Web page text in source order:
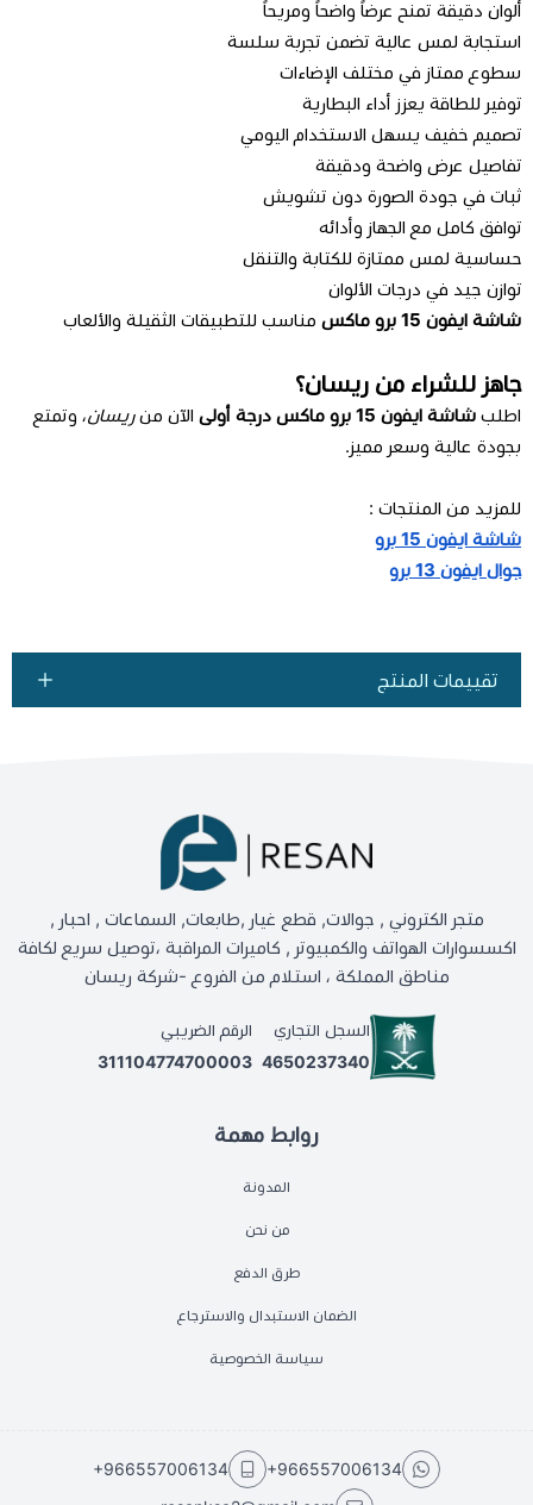
ألوان دقيقة تمنح عرضاً واضحاً ومريحاً
استجابة لمس عالية تضمن تجربة سلسة
سطوع ممتاز في مختلف الإضاءات
توفير للطاقة يعزز أداء البطارية
تصميم خفيف يسهل الاستخدام اليومي
تفاصيل عرض واضحة ودقيقة
ثبات في جودة الصورة دون تشويش
توافق كامل مع الجهاز وأدائه
حساسية لمس ممتازة للكتابة والتنقل
توازن جيد في درجات الألوان
شاشة ايفون 15 برو ماكس
مناسب للتطبيقات الثقيلة والألعاب
جاهز للشراء من ريسان؟
اطلب شاشة ايفون 15 برو ماكس درجة أولى الآن منريسان، وتمتع
بجودة عالية وسعر مميز.
للمزيد من المنتجات :
شاشة ايفون 15 برو
جوال ايفون 13 برو
تقييمات المنتج
روابط مهمة
المدونة
من نحن
طرق الدفع
الضمان الاستبدال والاسترجاع
سياسة الخصوصية
متجر الكتروني , جوالات, قطع غيار ,طابعات, السماعات , احبار ,
اكسسوارات الهواتف والكمبيوتر , كاميرات المراقبة ،توصيل سريع لكافة
مناطق المملكة ، استلام من الفروع -شركة ريسان
السجل التجاري
4650237340
الرقم الضريبي
311104774700003
+966557006134
+966557006134